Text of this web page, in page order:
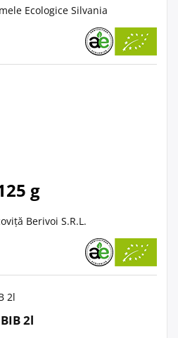
Ecologice Silvania
g
Berivoi S.R.L.
2l